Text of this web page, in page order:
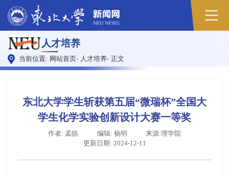
人才培养
当前位置: 网站首页- 人才培养- 正文
东北大学学生斩获第五届“微瑞杯”全国大
学生化学实验创新设计大赛一等奖
作者: 孟皓 编辑: 杨明
来源:理学院
更新日期: 2024-12-11
原